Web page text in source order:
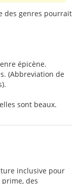
des genres pourrait
épicène.
(Abbreviation de
sont beaux.
inclusive pour
des